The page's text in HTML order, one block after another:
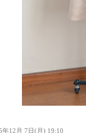
年12月 7日(月) 19:10